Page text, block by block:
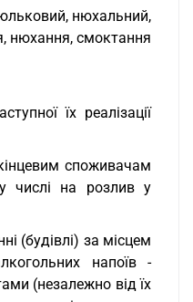
нюхальний,
нюхання, смоктання
їх реалізації
споживачам
числі на розлив у
(будівлі) за місцем
напоїв -
(незалежно від їх